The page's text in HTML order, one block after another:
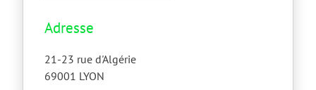
Adresse
21-23 rue d'Algérie
69001 LYON